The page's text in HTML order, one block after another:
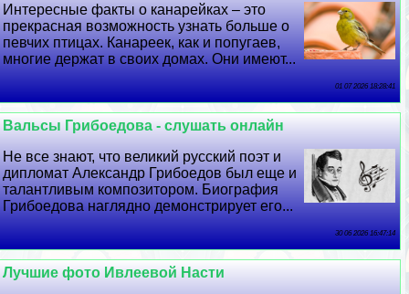
Интересные факты о канарейках – это
прекрасная возможность узнать больше о
певчих птицах. Канареек, как и попугаев,
многие держат в своих домах. Они имеют...
01 07 2026 18:28:41
Вальсы Грибоедова - слушать онлайн
Не все знают, что великий русский поэт и
дипломат Александр Грибоедов был еще и
талантливым композитором. Биография
Грибоедова наглядно демонстрирует его...
30 06 2026 16:47:14
Лучшие фото Ивлеевой Насти